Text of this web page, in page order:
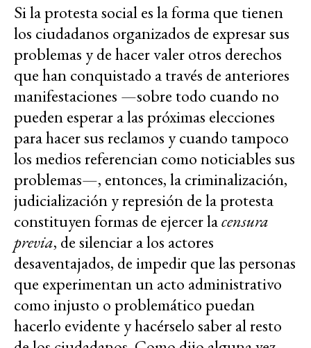
Si la protesta social es la forma que tienen
los ciudadanos organizados de expresar sus
problemas y de hacer valer otros derechos
que han conquistado a través de anteriores
manifestaciones —sobre todo cuando no
pueden esperar a las próximas elecciones
para hacer sus reclamos y cuando tampoco
los medios referencian como noticiables sus
problemas—, entonces, la criminalización,
judicialización y represión de la protesta
constituyen formas de ejercer lacensura
previa, de silenciar a los actores
desaventajados, de impedir que las personas
que experimentan un acto administrativo
como injusto o problemático puedan
hacerlo evidente y hacérselo saber al resto